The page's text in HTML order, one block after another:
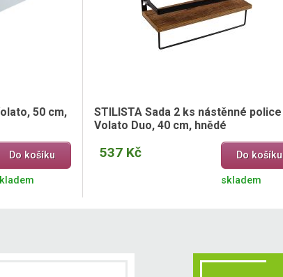
50 cm,
Do košíku
STILISTA Sada 2 ks nástěnné police
Volato Duo, 40 cm, hnědé
537 Kč Do košíku
skladem